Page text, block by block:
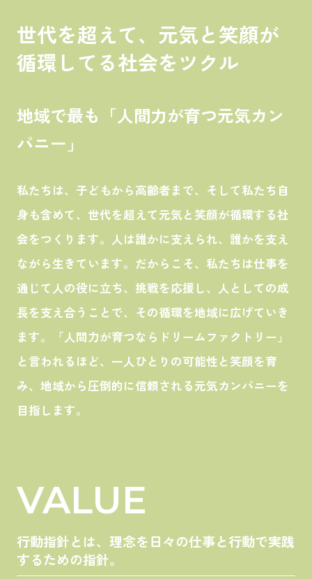
世代を超えて、元気と笑顔が
循環してる社会をツクル
地域で最も「人間力が育つ元気カン
パニー」
私たちは、子どもから高齢者まで、そして私たち自
身も含めて、世代を超えて元気と笑顔が循環する社
会をつくります。人は誰かに支えられ、誰かを支え
ながら生きています。だからこそ、私たちは仕事を
通じて人の役に立ち、挑戦を応援し、人としての成
長を支え合うことで、その循環を地域に広げていき
ます。「人間力が育つならドリームファクトリー」
と言われるほど、一人ひとりの可能性と笑顔を育
み、地域から圧倒的に信頼される元気カンパニーを
目指します。
VALUE
行動指針とは、理念を日々の仕事と行動で実践
するための指針。